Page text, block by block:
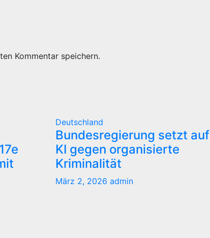
Kommentar speichern.
Deutschland
Bundesregierung setzt auf
KI gegen organisierte
Kriminalität
März 2, 2026 admin